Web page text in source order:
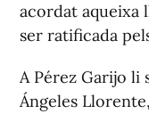
acordat aqueixa
ser ratificada
A Pérez Garijo li
Ángeles